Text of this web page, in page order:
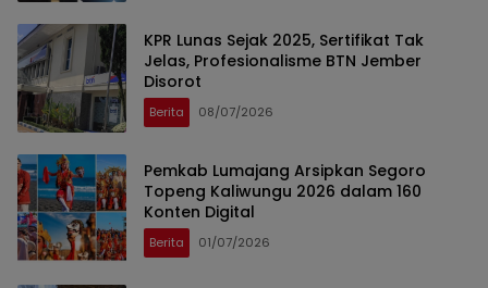
KPR Lunas Sejak 2025, Sertifikat Tak
Jelas, Profesionalisme BTN Jember
Disorot
Berita 08/07/2026
Pemkab Lumajang Arsipkan Segoro
Topeng Kaliwungu 2026 dalam 160
Konten Digital
Berita 01/07/2026